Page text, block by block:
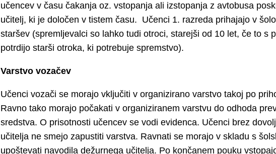
učencev v času čakanja oz. vstopanja ali izstopanja z avtobusa
učitelj, ki je določen v tistem času. Učenci 1. razreda prihajajo v
staršev (spremljevalci so lahko tudi otroci, starejši od 10 let, če to s
potrdijo starši otroka, ki potrebuje spremstvo).
Varstvo vozačev
Učenci vozači se morajo vključiti v organizirano varstvo takoj po
Ravno tako morajo počakati v organiziranem varstvu do odhoda
sredstva. O prisotnosti učencev se vodi evidenca. Učenci brez
učitelja ne smejo zapustiti varstva. Ravnati se morajo v skladu s
upoštevati navodila dežurnega učitelja. Po končanem pouku